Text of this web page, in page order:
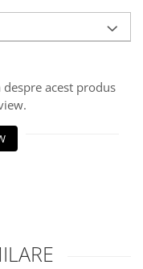
acest produs